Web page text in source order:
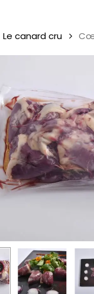
Le canard cru